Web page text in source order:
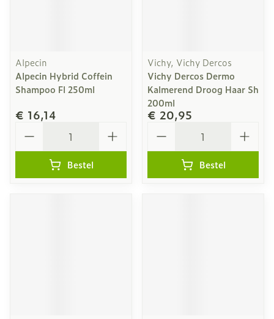
Alpecin
Alpecin Hybrid Coffein
Shampoo Fl 250ml
€ 16,14
Bestel
Vichy, Vichy Dercos
Vichy Dercos Dermo
Kalmerend Droog Haar Sh
200ml
€ 20,95
Bestel